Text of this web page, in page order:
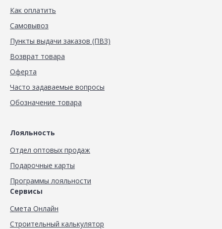
Как оплатить
Самовывоз
Пункты выдачи заказов (ПВЗ)
Возврат товара
Оферта
Часто задаваемые вопросы
Обозначение товара
Лояльность
Отдел оптовых продаж
Подарочные карты
Программы лояльности
Сервисы
Смета Онлайн
Строительный калькулятор